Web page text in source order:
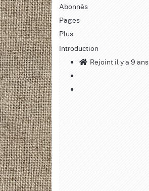
Abonnés
Pages
Plus
Introduction
Rejoint il y a 9 ans